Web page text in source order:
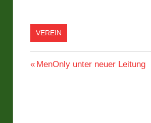
VEREIN
Beitragsnavigation
Vorheriger
MenOnly unter neuer Leitung